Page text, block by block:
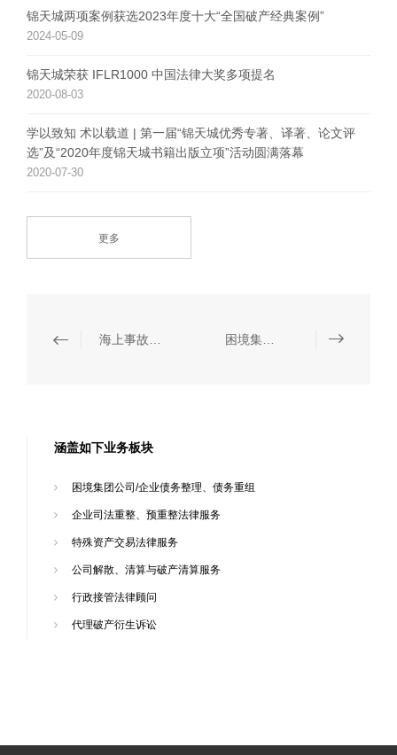
锦天城两项案例获选2023年度十大“全国破产经典案例”
2024-05-09
锦天城荣获 IFLR1000 中国法律大奖多项提名
2020-08-03
学以致知 术以载道 | 第一届“锦天城优秀专著、译著、论文评
选”及“2020年度锦天城书籍出版立项”活动圆满落幕
2020-07-30
更多
涵盖如下业务板块
困境集团公司/企业债务整理、债务重组
企业司法重整、预重整法律服务
特殊资产交易法律服务
公司解散、清算与破产清算服务
行政接管法律顾问
代理破产衍生诉讼